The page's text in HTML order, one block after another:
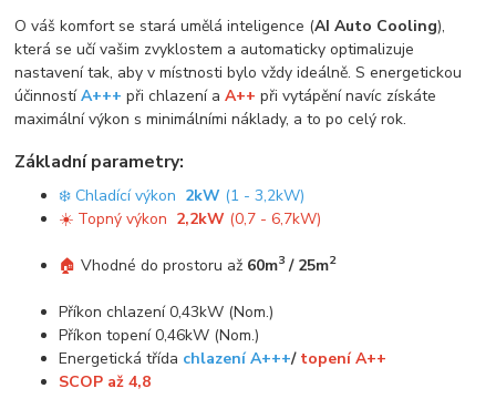
O váš komfort se stará umělá inteligence (AI Auto Cooling),
která se učí vašim zvyklostem a automaticky optimalizuje
nastavení tak, aby v místnosti bylo vždy ideálně. S energetickou
účinnostíA+++ při chlazení aA++ při vytápění navíc získáte
maximální výkon s minimálními náklady, a to po celý rok.
Základní parametry:
❄️ Chladící výkon 2kW (1 - 3,2kW)
☀️ Topný výkon 2,2kW (0,7 - 6,7kW)
🏠Vhodné do prostoru až 60m3 / 25m2
Příkon chlazení 0,43kW (Nom.)
Příkon topení 0,46kW (Nom.)
Energetická třída chlazení A+++/ topení A++
SCOP až 4,8